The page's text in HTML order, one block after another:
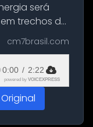
será
trechos de
feira (21).
para a
cm7brasil.com
0:00 / 2:22
powered by VOICEXPRESS